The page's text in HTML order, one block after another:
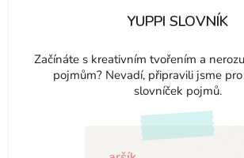
YUPPI SLOVNÍK
Začínáte s kreativním tvořením a
pojmům? Nevadí, připravili jsme
slovníček pojmů.